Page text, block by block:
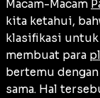
Macam-Macam
kita ketahui,
klasifikasi untuk
membuat para
bertemu
sama. Hal